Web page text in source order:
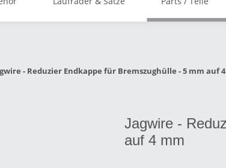
- Reduzier Endkappe für Bremszughülle - 5 mm auf
Jagwire -
auf 4 mm